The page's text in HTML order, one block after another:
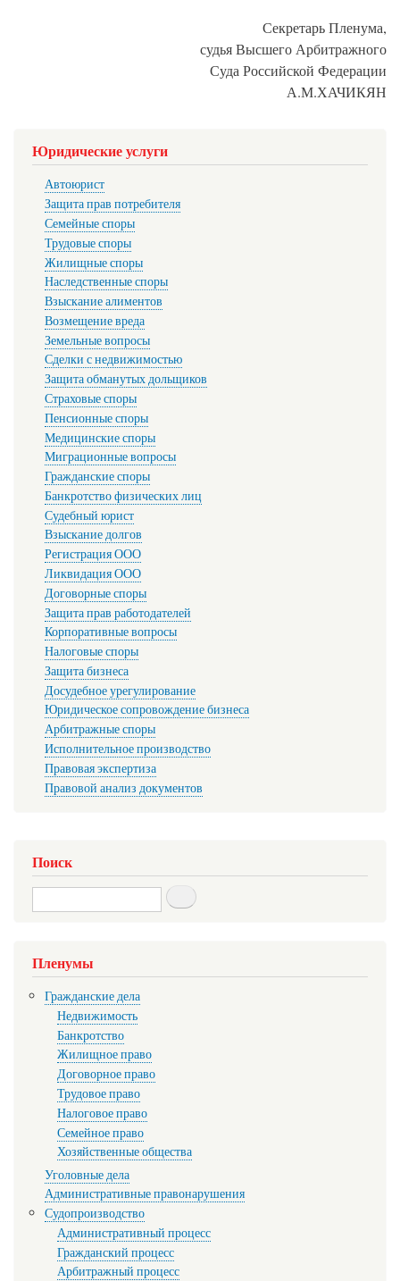
Секретарь Пленума,
судья Высшего Арбитражного
Суда Российской Федерации
А.М.ХАЧИКЯН
Юридические услуги
Автоюрист
Защита прав потребителя
Семейные споры
Трудовые споры
Жилищные споры
Наследственные споры
Взыскание алиментов
Возмещение вреда
Земельные вопросы
Сделки с недвижимостью
Защита обманутых дольщиков
Страховые споры
Пенсионные споры
Медицинские споры
Миграционные вопросы
Гражданские споры
Банкротство физических лиц
Судебный юрист
Взыскание долгов
Регистрация ООО
Ликвидация ООО
Договорные споры
Защита прав работодателей
Корпоративные вопросы
Налоговые споры
Защита бизнеса
Досудебное урегулирование
Юридическое сопровождение бизнеса
Арбитражные споры
Исполнительное производство
Правовая экспертиза
Правовой анализ документов
Поиск
Search
Пленумы
Гражданские дела
Недвижимость
Банкротство
Жилищное право
Договорное право
Трудовое право
Налоговое право
Семейное право
Хозяйственные общества
Уголовные дела
Административные правонарушения
Судопроизводство
Административный процесс
Гражданский процесс
Арбитражный процесс